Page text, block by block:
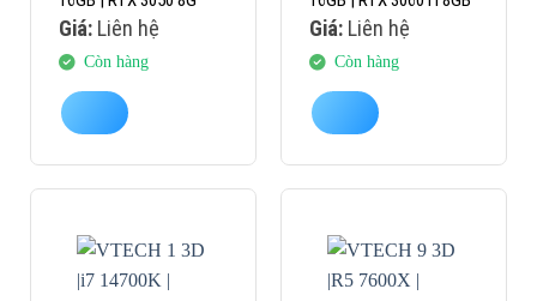
Giá:Liên hệ
Còn hàng
Giá:Liên hệ
Còn hàng